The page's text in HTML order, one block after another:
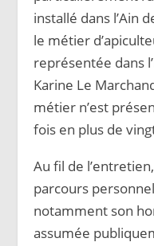
installé dans l’Ain
le métier
représentée dans
Karine Le
métier n’est
fois en plus de
Au fil de
parcours
notamment son
assumée